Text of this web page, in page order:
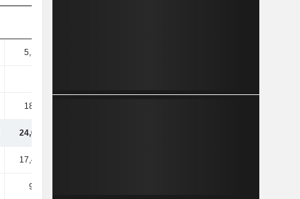
5,15 Md
18,7 Md
24,01 Md
17,45 Md
97,6 M